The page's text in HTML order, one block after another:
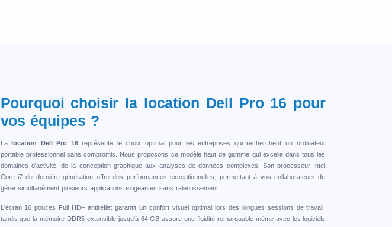
Pourquoi choisir la location Dell Pro 16 pour
vos équipes ?
Lalocation Dell Pro 16représente le choix optimal pour les entreprises qui recherchent un ordinateur
portable professionnel sans compromis. Nous proposons ce modèle haut de gamme qui excelle dans tous les
domaines d'activité, de la conception graphique aux analyses de données complexes. Son processeur Intel
Core i7 de dernière génération offre des performances exceptionnelles, permettant à vos collaborateurs de
gérer simultanément plusieurs applications exigeantes sans ralentissement.
L'écran 16 pouces Full HD+ antireflet garantit un confort visuel optimal lors des longues sessions de travail,
tandis que la mémoire DDR5 extensible jusqu'à 64 GB assure une fluidité remarquable même avec les logiciels